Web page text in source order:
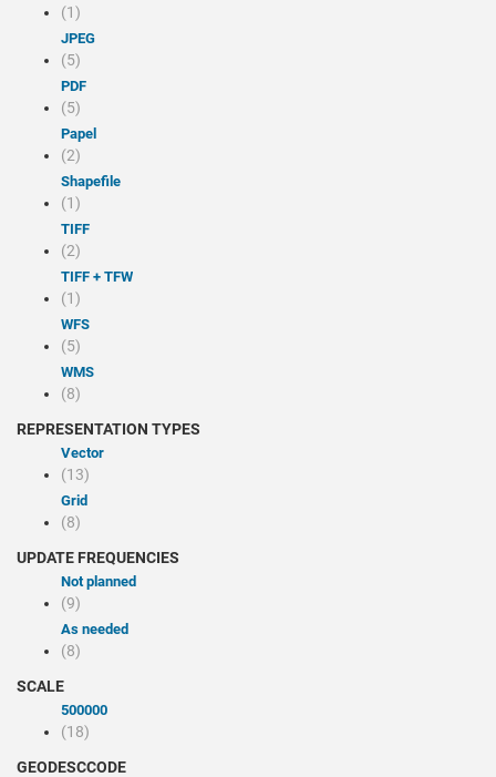
(1)
JPEG
(5)
PDF
(5)
Papel
(2)
Shapefile
(1)
TIFF
(2)
TIFF + TFW
(1)
WFS
(5)
WMS
(8)
REPRESENTATION TYPES
Vector
(13)
Grid
(8)
UPDATE FREQUENCIES
Not planned
(9)
As needed
(8)
SCALE
500000
(18)
GEODESCCODE